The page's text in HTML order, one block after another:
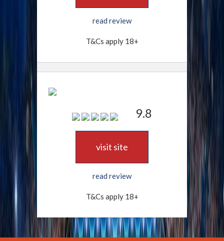
read review
T&Cs apply 18+
9.8
visit site
read review
T&Cs apply 18+